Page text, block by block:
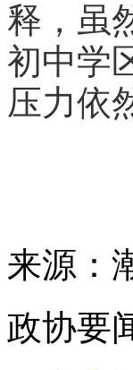
释，虽
初中学
压力依
来源：
政协要